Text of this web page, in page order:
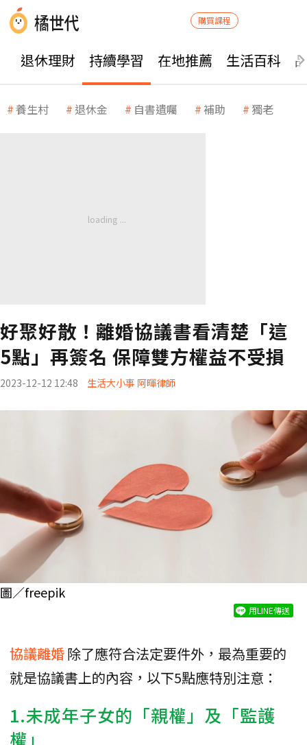
購買課程
退休理財 持續學習 在地推薦 生活百科
養生村 退休金 自書遺囑 補助 獨老
好聚好散！離婚協議書看清楚「這
5點」再簽名 保障雙方權益不受損
2023-12-12 12:48 生活大小事 阿暉律師
圖／freepik
用LINE傳送
協議離婚除了應符合法定要件外，最為重要的
就是協議書上的內容，以下5點應特別注意：
1.未成年子女的「親權」及「監護
權」